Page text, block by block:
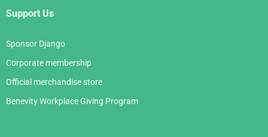
Support Us
Sponsor Django
Corporate membership
Official merchandise store
Benevity Workplace Giving Program